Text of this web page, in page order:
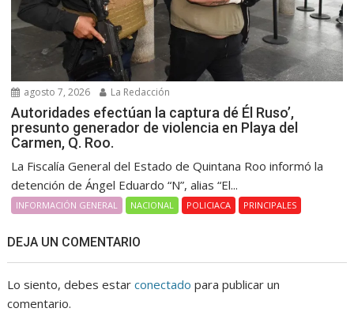
agosto 7, 2026 La Redacción
Autoridades efectúan la captura dé Él Ruso’,
presunto generador de violencia en Playa del
Carmen, Q. Roo.
La Fiscalía General del Estado de Quintana Roo informó la
detención de Ángel Eduardo “N”, alias “El...
INFORMACIÓN GENERAL NACIONAL POLICIACA PRINCIPALES
DEJA UN COMENTARIO
Lo siento, debes estarconectado para publicar un
comentario.